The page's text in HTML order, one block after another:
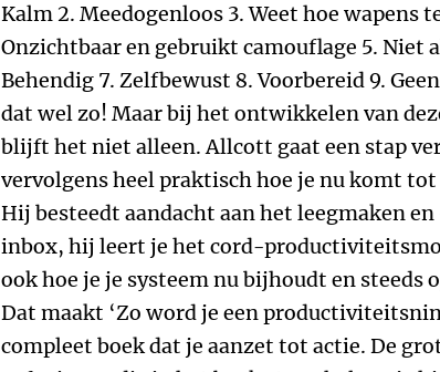
Kalm 2. Meedogenloos 3. Weet hoe wapens
Onzichtbaar en gebruikt camouflage 5. Niet
Behendig 7. Zelfbewust 8. Voorbereid 9.
dat wel zo! Maar bij het ontwikkelen van
blijft het niet alleen. Allcott gaat een stap
vervolgens heel praktisch hoe je nu komt tot
Hij besteedt aandacht aan het leegmaken
inbox, hij leert je het cord-
ook hoe je je systeem nu bijhoudt en steeds
Dat maakt ‘Zo word je een
compleet boek dat je aanzet tot actie. De